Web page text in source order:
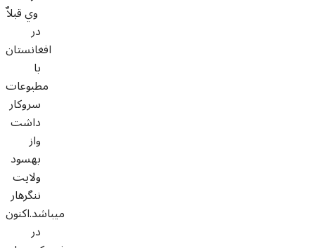
وي قبلاٌ
در
افغانستان
با
مطبوعات
سروکار
داشت
واز
بهسود
ولايت
ننگرهار
ميباشد.اکنون
در